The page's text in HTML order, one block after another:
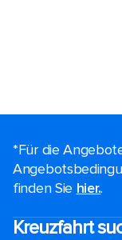
*Für die
finden Sie hier..
Kreuzfahrt